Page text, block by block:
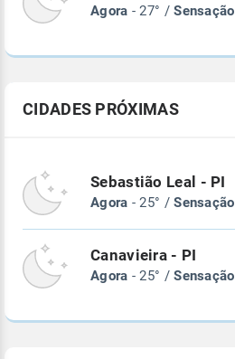
Agora - 27° /Sensação
CIDADES PRÓXIMAS
Sebastião Leal - PI
Agora - 25° /Sensação
Canavieira - PI
Agora - 25° /Sensação